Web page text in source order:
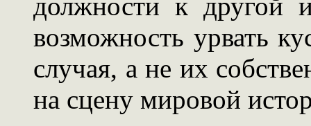
должности к другой
возможность урвать
случая, а не их
на сцену мировой